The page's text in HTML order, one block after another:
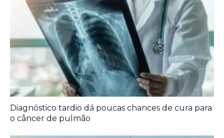
Diagnóstico tardio dá poucas chances de cura para
o câncer de pulmão